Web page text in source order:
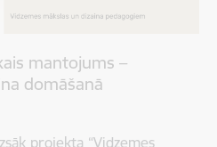
mantojums –
domāšanā
projekta “Vidzemes